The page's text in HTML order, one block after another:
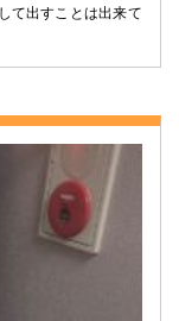
て出すことは出来て